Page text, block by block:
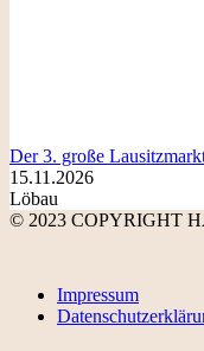
Der 3. große
15.11.2026
Löbau
© 2023 COPYRIGHT
Impressum